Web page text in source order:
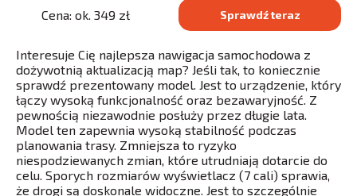
Cena: ok. 349 zł Sprawdź teraz
Interesuje Cię najlepsza nawigacja samochodowa z
dożywotnią aktualizacją map? Jeśli tak, to koniecznie
sprawdź prezentowany model. Jest to urządzenie, który
łączy wysoką funkcjonalność oraz bezawaryjność. Z
pewnością niezawodnie posłuży przez długie lata.
Model ten zapewnia wysoką stabilność podczas
planowania trasy. Zmniejsza to ryzyko
niespodziewanych zmian, które utrudniają dotarcie do
celu. Sporych rozmiarów wyświetlacz (7 cali) sprawia,
że drogi są doskonale widoczne. Jest to szczególnie